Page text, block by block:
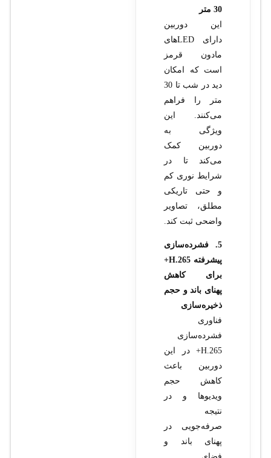
30 متر
این دوربین
دارای LED‌های
مادون قرمز
است که امکان
دید در شب تا 30
متر را فراهم
می‌کنند. این
ویژگی به
دوربین کمک
می‌کند تا در
شرایط نوری کم
و حتی تاریکی
مطلق، تصاویر
واضحی ثبت کند.
5. فشرده‌سازی
پیشرفته H.265+
برای کاهش
پهنای باند و حجم
ذخیره‌سازی
فناوری
فشرده‌سازی
H.265+ در این
دوربین باعث
کاهش حجم
ویدیوها و در
نتیجه
صرفه‌جویی در
پهنای باند و